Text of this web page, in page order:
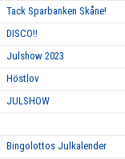
Tack Sparbanken Skåne!
DISCO!!
Julshow 2023
Höstlov
JULSHOW
Bingolottos Julkalender